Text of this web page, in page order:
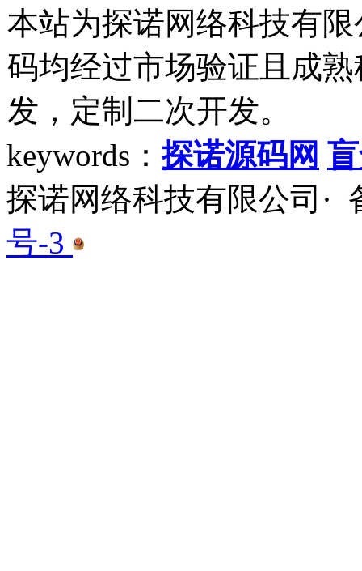
本站为探诺网络科技有
码均经过市场验证且成
发，定制二次开发。
keywords：探诺源码网
探诺网络科技有限公司·
号-3